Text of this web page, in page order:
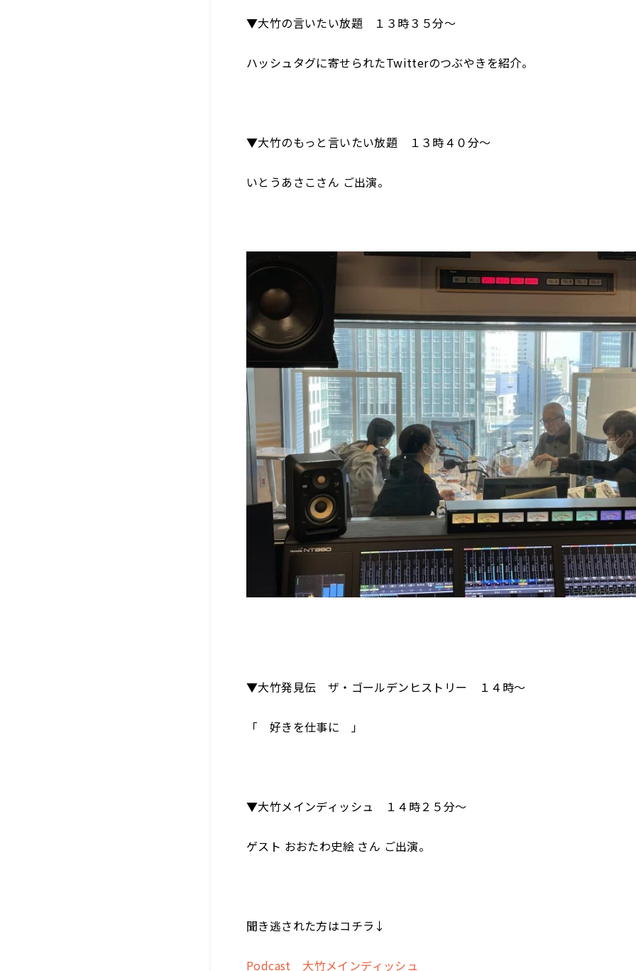
▼大竹の言いたい放題 １３時３５分～
ハッシュタグに寄せられたTwitterのつぶやきを紹介。
▼大竹のもっと言いたい放題 １３時４０分～
いとうあさこさん ご出演。
▼大竹発見伝 ザ・ゴールデンヒストリー １４時～
「 好きを仕事に 」
▼大竹メインディッシュ １４時２５分～
ゲスト おおたわ史絵 さん ご出演。
聞き逃された方はコチラ↓
Podcast 大竹メインディッシュ